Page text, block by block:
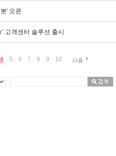
' 오픈
고객센터 솔루션 출시
4 5 6 7 8 9 10 다음